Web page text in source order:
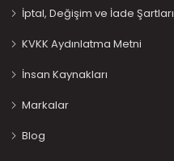
İptal, Değişim ve İade Şartları
KVKK Aydınlatma Metni
İnsan Kaynakları
Markalar
Blog